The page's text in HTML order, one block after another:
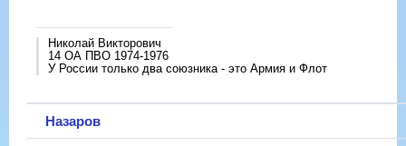
Николай Викторович
14 ОА ПВО 1974-1976
У России только два союзника - это Армия и Флот
Назаров